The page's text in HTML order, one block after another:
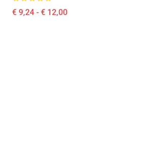
€ 9,24 - € 12,00